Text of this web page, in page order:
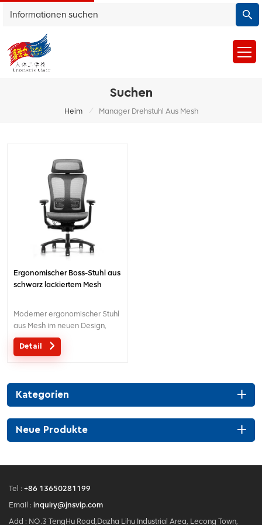
Suchen
Heim / Manager Drehstuhl Aus Mesh
Ergonomischer Boss-Stuhl aus
schwarz lackiertem Mesh
Moderner ergonomischer Stuhl
aus Mesh im neuen Design,
hergestellt in China
Detail
Kategorien
Neue Produkte
Tel : +86 13650281199
Email : inquiry@jnsvip.com
Add : NO.3 TengHu Road,Dazha Lihu Industrial Area, Lecong Town,